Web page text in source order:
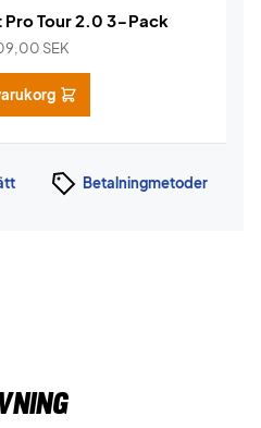
Pro Tour 2.0 3-Pack
SEK
Betalningmetoder